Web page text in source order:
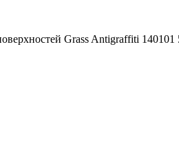
Grass Antigraffiti 140101